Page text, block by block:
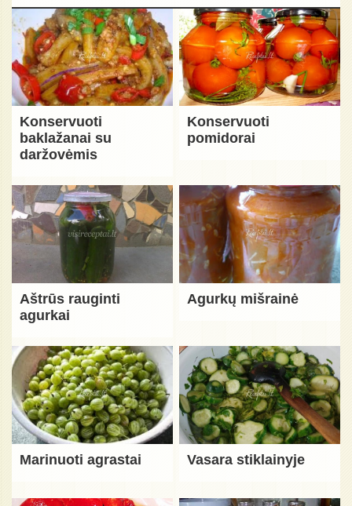
Konservuoti
baklažanai su
daržovėmis
Konservuoti
pomidorai
Aštrūs rauginti
agurkai
Agurkų mišrainė
Marinuoti agrastai Vasara stiklainyje